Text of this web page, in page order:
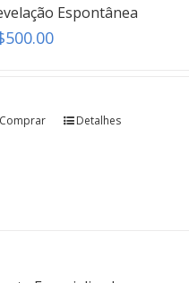
Espontânea
500.00
Comprar Detalhes